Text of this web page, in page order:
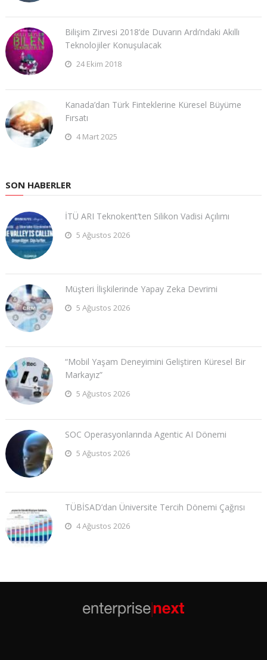
Bilişim Zirvesi 2018’de Duvarın Ardı’ndaki Akıllı
Teknolojiler Konuşulacak
24 Ekim 2018
Kanada’dan Türk Finteklerine Küresel Büyüme
Fırsatı
4 Mart 2025
SON HABERLER
İTÜ ARI Teknokent’ten Silikon Vadisi Açılımı
5 Ağustos 2026
Müşteri İlişkilerinde Yapay Zeka Devrimi
5 Ağustos 2026
“Mobil Yaşam Deneyimini Geliştiren Küresel Bir
Markayız”
5 Ağustos 2026
SOC Operasyonlarında Agentic AI Dönemi
5 Ağustos 2026
TÜBİSAD’dan Üniversite Tercih Dönemi Çağrısı
4 Ağustos 2026